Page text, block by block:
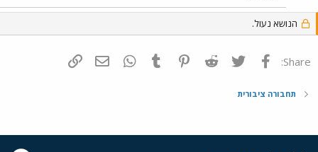
הנושא נעול.
Share: פייסבוק Twitter
Reddit
Pinterest
Tumblr
WhatsAppדואר אלקטרוני
תחבורה ציבורית